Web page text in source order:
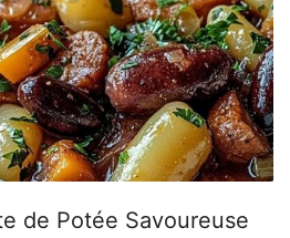
de Potée Savoureuse